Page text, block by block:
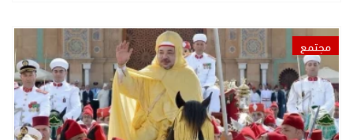
مجتمع